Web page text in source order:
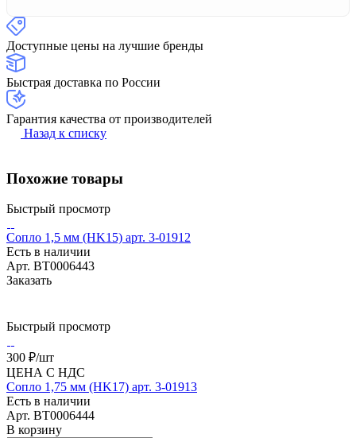
Доступные цены на лучшие бренды
Быстрая доставка по России
Гарантия качества от производителей
Назад к списку
Похожие товары
Быстрый просмотр
Сопло 1,5 мм (HK15) арт. 3-01912
Есть в наличии
Арт. BT0006443
Заказать
Быстрый просмотр
300 ₽/шт
ЦЕНА С НДС
Сопло 1,75 мм (HK17) арт. 3-01913
Есть в наличии
Арт. BT0006444
В корзину